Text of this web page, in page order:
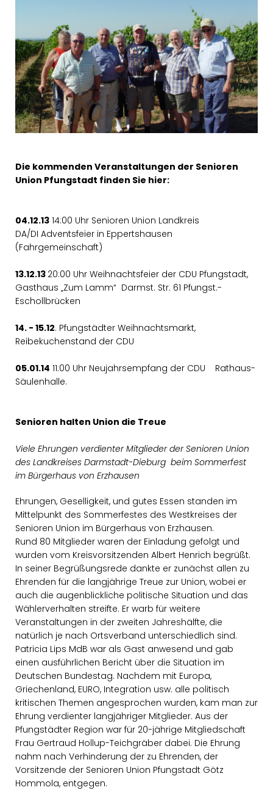
Die kommenden Veranstaltungen der Senioren
Union Pfungstadt finden Sie hier:
04.12.13 14:00 Uhr Senioren Union Landkreis
DA/DI Adventsfeier in Eppertshausen
(Fahrgemeinschaft)
13.12.13 20:00 Uhr Weihnachtsfeier der CDU Pfungstadt,
Gasthaus „Zum Lamm“ Darmst. Str. 61 Pfungst.-
Eschollbrücken
14. - 15.12. Pfungstädter Weihnachtsmarkt,
Reibekuchenstand der CDU
05.01.14 11:00 Uhr Neujahrsempfang der CDU Rathaus-
Säulenhalle.
Senioren halten Union die Treue
Viele Ehrungen verdienter Mitglieder der Senioren Union
des Landkreises Darmstadt-Dieburg beim Sommerfest
im Bürgerhaus von Erzhausen
Ehrungen, Geselligkeit, und gutes Essen standen im
Mittelpunkt des Sommerfestes des Westkreises der
Senioren Union im Bürgerhaus von Erzhausen.
Rund 80 Mitglieder waren der Einladung gefolgt und
wurden vom Kreisvorsitzenden Albert Henrich begrüßt.
In seiner Begrüßungsrede dankte er zunächst allen zu
Ehrenden für die langjährige Treue zur Union, wobei er
auch die augenblickliche politische Situation und das
Wählerverhalten streifte. Er warb für weitere
Veranstaltungen in der zweiten Jahreshälfte, die
natürlich je nach Ortsverband unterschiedlich sind.
Patricia Lips MdB war als Gast anwesend und gab
einen ausführlichen Bericht über die Situation im
Deutschen Bundestag. Nachdem mit Europa,
Griechenland, EURO, Integration usw. alle politisch
kritischen Themen angesprochen wurden, kam man zur
Ehrung verdienter langjähriger Mitglieder. Aus der
Pfungstädter Region war für 20-jährige Mitgliedschaft
Frau Gertraud Hollup-Teichgräber dabei. Die Ehrung
nahm nach Verhinderung der zu Ehrenden, der
Vorsitzende der Senioren Union Pfungstadt Götz
Hommola, entgegen.